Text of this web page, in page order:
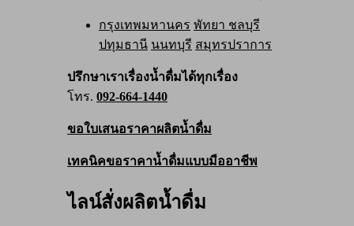
กรุงเทพมหานคร พัทยา ชลบุรี
ปทุมธานี นนทบุรี สมุทรปราการ
ปรึกษาเราเรื่องน้ำดื่มได้ทุกเรื่อง
โทร. 092-664-1440
ขอใบเสนอราคาผลิตน้ำดื่ม
เทคนิคขอราคาน้ำดื่มแบบมืออาชีพ
ไลน์สั่งผลิตน้ำดื่ม